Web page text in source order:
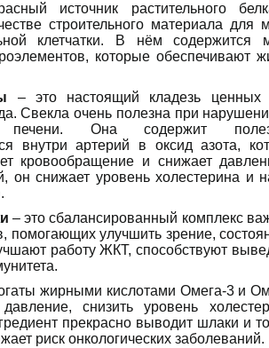
источник растительного
строительного материала
клетчатки. В нём содержится
которые обеспечивают
– это настоящий кладезь ценных
Свекла очень полезна при
печени. Она содержит
внутри артерий в оксид азота,
кровообращение и снижает
он снижает уровень холестерина и
– это сбалансированный комплекс
помогающих улучшить зрение,
работу ЖКТ, способствуют
жирными кислотами Омега-3 и
давление, снизить уровень
прекрасно выводит шлаки и
риск онкологических заболеваний.